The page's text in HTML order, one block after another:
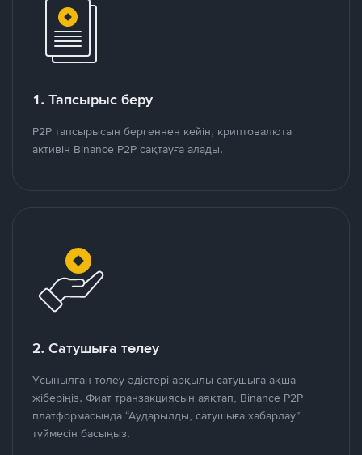
1. Тапсырыс беру
P2P тапсырысын бергеннен кейін, криптовалюта
активін Binance P2P сақтауға алады.
2. Сатушыға төлеу
Ұсынылған төлеу әдістері арқылы сатушыға ақша
жіберіңіз. Фиат транзакциясын аяқтап, Binance P2P
платформасында “Аударылды, сатушыға хабарлау”
түймесін басыңыз.